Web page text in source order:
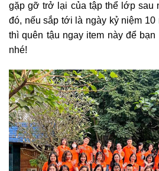
gặp gỡ trở lại của tập thể lớp sau
đó, nếu sắp tới là ngày kỷ niệm
thì quên tậu ngay item này để
nhé!